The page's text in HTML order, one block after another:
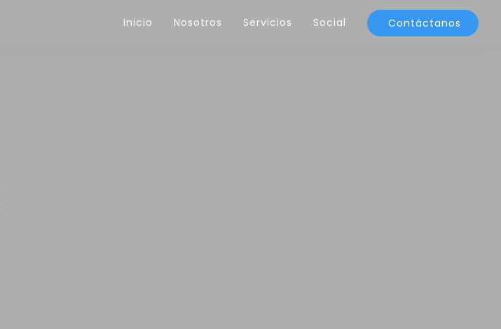
Inicio Nosotros Servicios Social Contáctanos